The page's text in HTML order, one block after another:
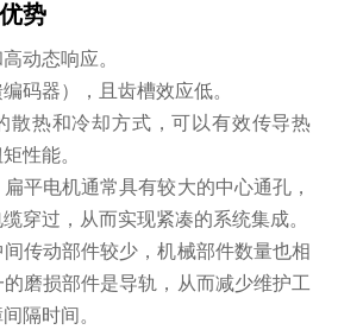
势
动态响应。
码器），且齿槽效应低。
散热和冷却方式，可以有效传导热
性能。
平电机通常具有较大的中心通孔，
穿过，从而实现紧凑的系统集成。
传动部件较少，机械部件数量也相
磨损部件是导轨，从而减少维护工
隔时间。